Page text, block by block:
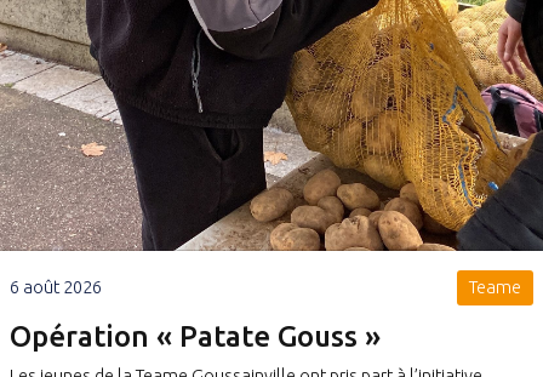
6 août 2026 Teame
Opération « Patate Gouss »